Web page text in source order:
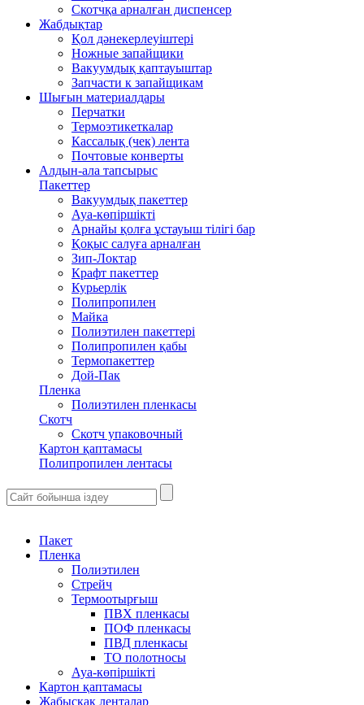
Скотчқа арналған диспенсер
Жабдықтар
Қол дәнекерлеуіштері
Ножные запайщики
Вакуумдық қаптауыштар
Запчасти к запайщикам
Шығын материалдары
Перчатки
Термоэтикеткалар
Кассалық (чек) лента
Почтовые конверты
Алдын-ала тапсырыс
Пакеттер
Вакуумдық пакеттер
Ауа-көпіршікті
Арнайы қолға ұстауыш тілігі бар
Қоқыс салуға арналған
Зип-Локтар
Крафт пакеттер
Курьерлік
Полипропилен
Майка
Полиэтилен пакеттері
Полипропилен қабы
Термопакеттер
Дой-Пак
Пленка
Полиэтилен пленкасы
Скотч
Скотч упаковочный
Картон қаптамасы
Полипропилен лентасы
Пакет
Пленка
Полиэтилен
Стрейч
Термоотырғыш
ПВХ пленкасы
ПОФ пленкасы
ПВД пленкасы
ТО полотносы
Ауа-көпіршікті
Картон қаптамасы
Жабысқақ ленталар